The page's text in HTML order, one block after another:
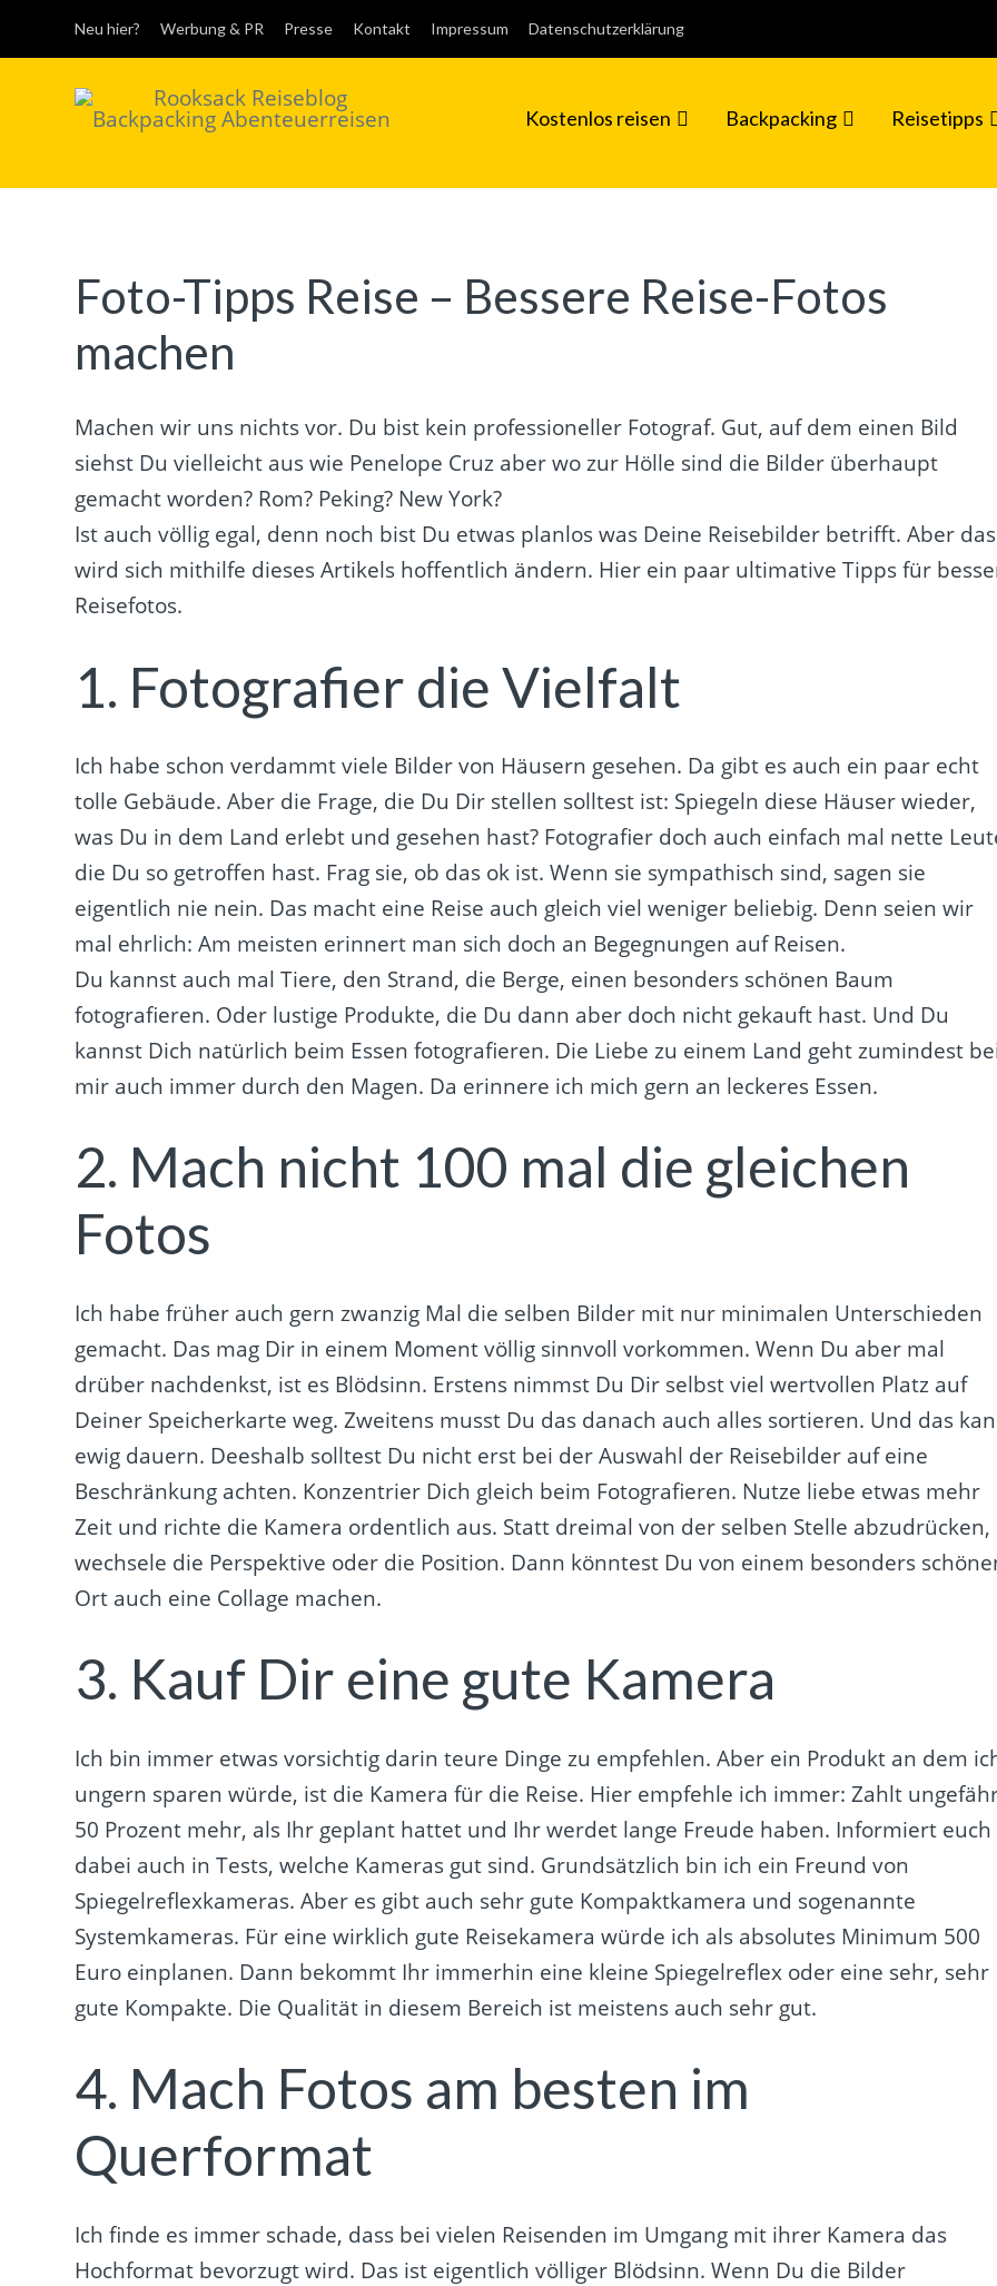
Neu hier? Werbung & PR Presse Kontakt Impressum Datenschutzerklärung
Reiseblog für
Kostenlos reisen Backpacking Reisetipps
Foto-Tipps Reise – Bessere Reise-Fotos
machen
Machen wir uns nichts vor. Du bist kein professioneller Fotograf. Gut, auf dem einen Bild
siehst Du vielleicht aus wie Penelope Cruz aber wo zur Hölle sind die Bilder überhaupt
gemacht worden? Rom? Peking? New York?
Ist auch völlig egal, denn noch bist Du etwas planlos was Deine Reisebilder betrifft. Aber das
wird sich mithilfe dieses Artikels hoffentlich ändern. Hier ein paar ultimative Tipps für
Reisefotos.
1. Fotografier die Vielfalt
Ich habe schon verdammt viele Bilder von Häusern gesehen. Da gibt es auch ein paar echt
tolle Gebäude. Aber die Frage, die Du Dir stellen solltest ist: Spiegeln diese Häuser wieder,
was Du in dem Land erlebt und gesehen hast? Fotografier doch auch einfach mal nette
die Du so getroffen hast. Frag sie, ob das ok ist. Wenn sie sympathisch sind, sagen sie
eigentlich nie nein. Das macht eine Reise auch gleich viel weniger beliebig. Denn seien wir
mal ehrlich: Am meisten erinnert man sich doch an Begegnungen auf Reisen.
Du kannst auch mal Tiere, den Strand, die Berge, einen besonders schönen Baum
fotografieren. Oder lustige Produkte, die Du dann aber doch nicht gekauft hast. Und Du
kannst Dich natürlich beim Essen fotografieren. Die Liebe zu einem Land geht zumindest
mir auch immer durch den Magen. Da erinnere ich mich gern an leckeres Essen.
2. Mach nicht 100 mal die gleichen
Fotos
Ich habe früher auch gern zwanzig Mal die selben Bilder mit nur minimalen Unterschieden
gemacht. Das mag Dir in einem Moment völlig sinnvoll vorkommen. Wenn Du aber mal
drüber nachdenkst, ist es Blödsinn. Erstens nimmst Du Dir selbst viel wertvollen Platz auf
Deiner Speicherkarte weg. Zweitens musst Du das danach auch alles sortieren. Und das
ewig dauern. Deeshalb solltest Du nicht erst bei der Auswahl der Reisebilder auf eine
Beschränkung achten. Konzentrier Dich gleich beim Fotografieren. Nutze liebe etwas mehr
Zeit und richte die Kamera ordentlich aus. Statt dreimal von der selben Stelle abzudrücken,
wechsele die Perspektive oder die Position. Dann könntest Du von einem besonders
Ort auch eine Collage machen.
3. Kauf Dir eine gute Kamera
Ich bin immer etwas vorsichtig darin teure Dinge zu empfehlen. Aber ein Produkt an dem
ungern sparen würde, ist die Kamera für die Reise. Hier empfehle ich immer: Zahlt
50 Prozent mehr, als Ihr geplant hattet und Ihr werdet lange Freude haben. Informiert euch
dabei auch in Tests, welche Kameras gut sind. Grundsätzlich bin ich ein Freund von
Spiegelreflexkameras. Aber es gibt auch sehr gute Kompaktkamera und sogenannte
Systemkameras. Für eine wirklich gute Reisekamera würde ich als absolutes Minimum 500
Euro einplanen. Dann bekommt Ihr immerhin eine kleine Spiegelreflex oder eine sehr, sehr
gute Kompakte. Die Qualität in diesem Bereich ist meistens auch sehr gut.
4. Mach Fotos am besten im
Querformat
Ich finde es immer schade, dass bei vielen Reisenden im Umgang mit ihrer Kamera das
Hochformat bevorzugt wird. Das ist eigentlich völliger Blödsinn. Wenn Du die Bilder